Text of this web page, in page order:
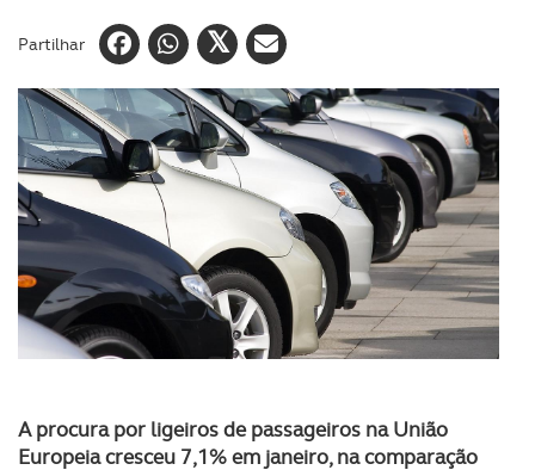
Partilhar
A procura por ligeiros de passageiros na União
Europeia cresceu 7,1% em janeiro, na comparação